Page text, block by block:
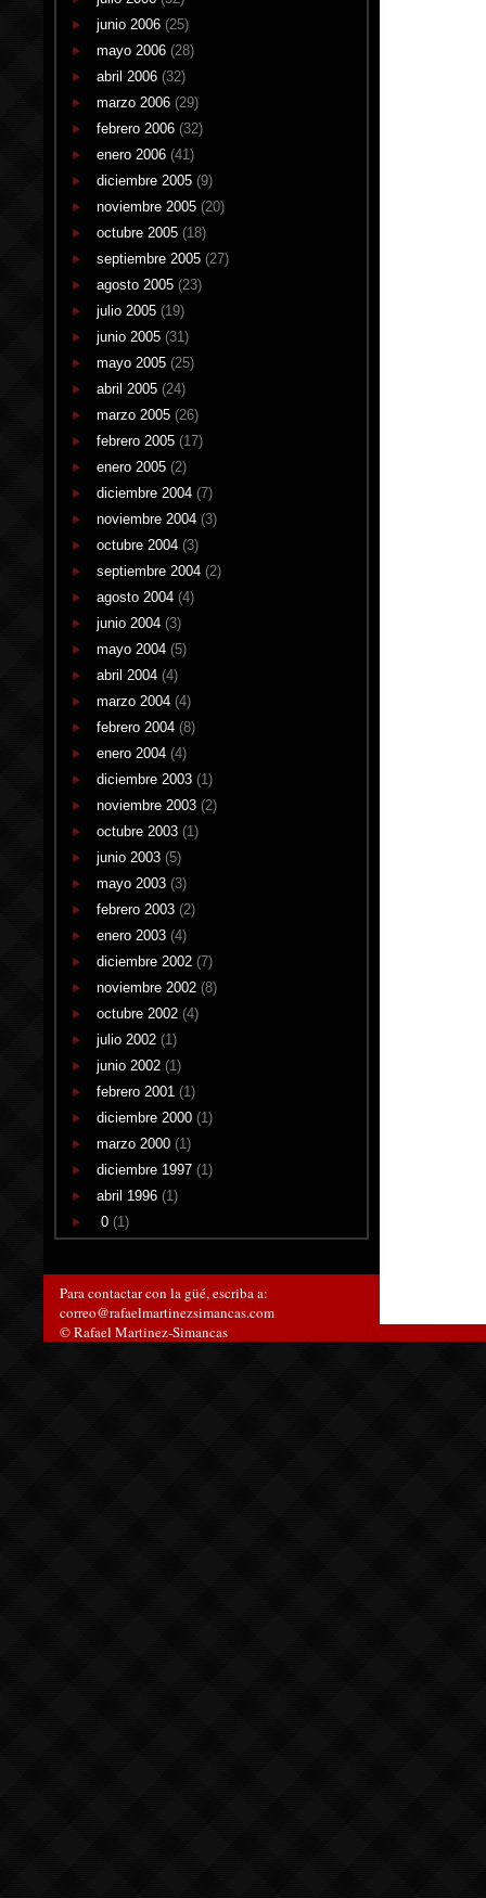
junio 2006 (25)
mayo 2006 (28)
abril 2006 (32)
marzo 2006 (29)
febrero 2006 (32)
enero 2006 (41)
diciembre 2005 (9)
noviembre 2005 (20)
octubre 2005 (18)
septiembre 2005 (27)
agosto 2005 (23)
julio 2005 (19)
junio 2005 (31)
mayo 2005 (25)
abril 2005 (24)
marzo 2005 (26)
febrero 2005 (17)
enero 2005 (2)
diciembre 2004 (7)
noviembre 2004 (3)
octubre 2004 (3)
septiembre 2004 (2)
agosto 2004 (4)
junio 2004 (3)
mayo 2004 (5)
abril 2004 (4)
marzo 2004 (4)
febrero 2004 (8)
enero 2004 (4)
diciembre 2003 (1)
noviembre 2003 (2)
octubre 2003 (1)
junio 2003 (5)
mayo 2003 (3)
febrero 2003 (2)
enero 2003 (4)
diciembre 2002 (7)
noviembre 2002 (8)
octubre 2002 (4)
julio 2002 (1)
junio 2002 (1)
febrero 2001 (1)
diciembre 2000 (1)
marzo 2000 (1)
diciembre 1997 (1)
abril 1996 (1)
0 (1)
Para contactar con la güé, escriba a:
correo@rafaelmartinezsimancas.com
© Rafael Martinez-Simancas